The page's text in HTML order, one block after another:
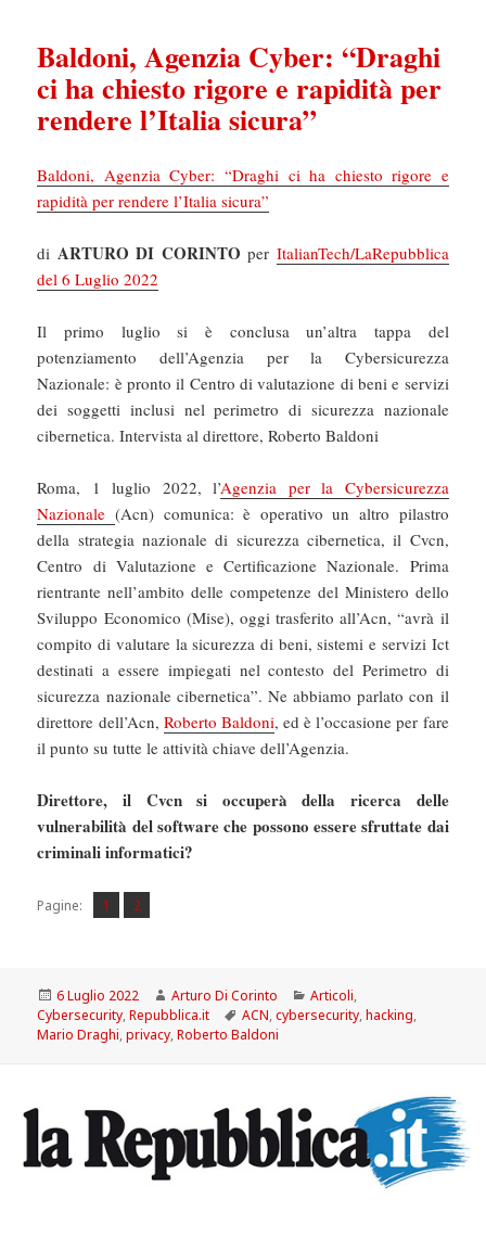
Baldoni, Agenzia Cyber: “Draghi
ci ha chiesto rigore e rapidità per
rendere l’Italia sicura”
Baldoni, Agenzia Cyber: “Draghi ci ha chiesto rigore e
rapidità per rendere l’Italia sicura”
di ARTURO DI CORINTO per ItalianTech/LaRepubblica
del 6 Luglio 2022
Il primo luglio si è conclusa un’altra tappa del
potenziamento dell’Agenzia per la Cybersicurezza
Nazionale: è pronto il Centro di valutazione di beni e servizi
dei soggetti inclusi nel perimetro di sicurezza nazionale
cibernetica. Intervista al direttore, Roberto Baldoni
Roma, 1 luglio 2022, l’Agenzia per la Cybersicurezza
Nazionale(Acn) comunica: è operativo un altro pilastro
della strategia nazionale di sicurezza cibernetica, il Cvcn,
Centro di Valutazione e Certificazione Nazionale. Prima
rientrante nell’ambito delle competenze del Ministero dello
Sviluppo Economico (Mise), oggi trasferito all’Acn, “avrà il
compito di valutare la sicurezza di beni, sistemi e servizi Ict
destinati a essere impiegati nel contesto del Perimetro di
sicurezza nazionale cibernetica”. Ne abbiamo parlato con il
direttore dell’Acn, Roberto Baldoni, ed è l’occasione per fare
il punto su tutte le attività chiave dell’Agenzia.
Direttore, il Cvcn si occuperà della ricerca delle
vulnerabilità del software che possono essere sfruttate dai
criminali informatici?
Pagine: Pagina
1 ,
Pagina
2
Scritto
il
6 Luglio 2022 Autore
Arturo Di Corinto Categorie
Articoli,
Cybersecurity,Repubblica.it Tag
ACN,cybersecurity,hacking,
Mario Draghi,privacy,Roberto Baldoni